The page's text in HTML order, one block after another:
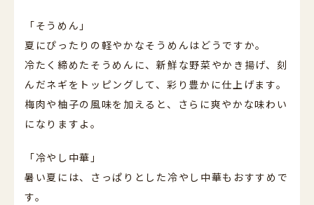
「そうめん」
夏にぴったりの軽やかなそうめんはどうですか。
冷たく締めたそうめんに、新鮮な野菜やかき揚げ、刻
んだネギをトッピングして、彩り豊かに仕上げます。
梅肉や柚子の風味を加えると、さらに爽やかな味わい
になりますよ。
「冷やし中華」
暑い夏には、さっぱりとした冷やし中華もおすすめで
す。